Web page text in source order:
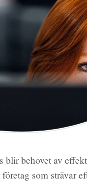
blir behovet av
som strävar